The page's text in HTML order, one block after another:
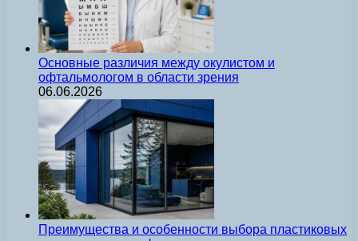
Основные различия между окулистом и
офтальмологом в области зрения
06.06.2026
Преимущества и особенности выбора пластиковых